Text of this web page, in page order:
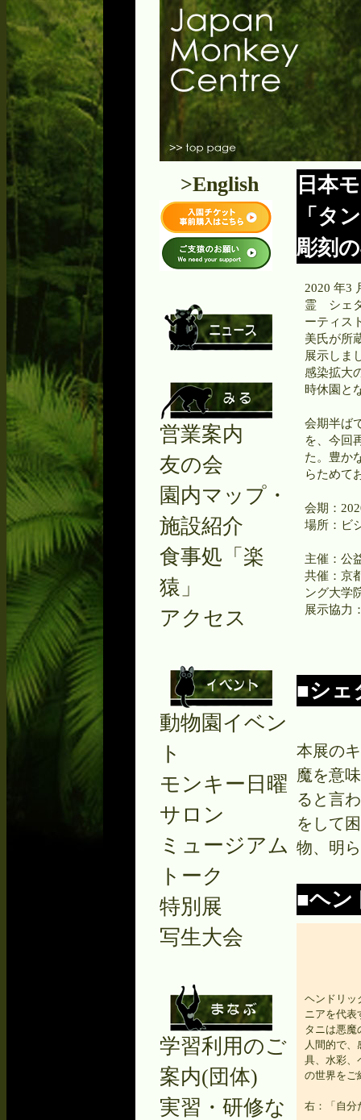
日本
「タ
彫刻
2020 年3
霊 シェ
ーティス
美氏が所
展示しま
感染拡大
時休園と
会期半ば
を、今回
た。豊か
らためて
会期：
場所：ビ
主催：公
共催：京
ング大学
展示協力
■シェ
本展の
魔を意
ると言
をして
物、明
■ヘン
ヘンドリッ
ニアを代表
タニは悪魔
人間的で
具、水彩、
の世界をご
右：「自分
>English
営業案内
友の会
園内マップ・
施設紹介
食事処「楽
猿」
アクセス
動物園イベン
ト
モンキー日曜
サロン
ミュージアム
トーク
特別展
写生大会
学習利用のご
案内(団体)
実習・研修な